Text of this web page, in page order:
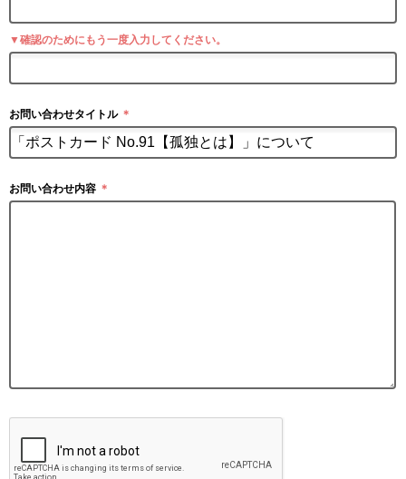
▼確認のためにもう一度入力してください。
お問い合わせタイトル ＊
お問い合わせ内容 ＊